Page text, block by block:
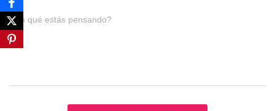
¿En qué estás pensando?